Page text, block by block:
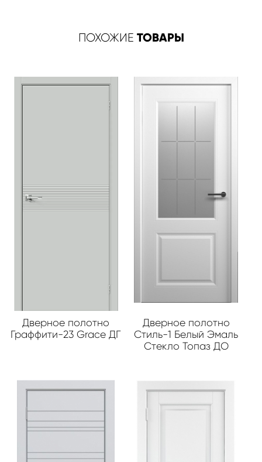
ПОХОЖИЕ ТОВАРЫ
Дверное полотно
Граффити-23 Grace ДГ
Дверное полотно
Стиль-1 Белый Эмаль
Стекло Топаз ДО